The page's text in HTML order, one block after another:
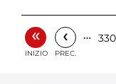
«
INIZIO
‹
PREC.
…